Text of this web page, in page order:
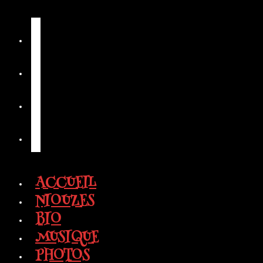
ACCUEIL
NIOUZES
BIO
MUSIQUE
PHOTOS